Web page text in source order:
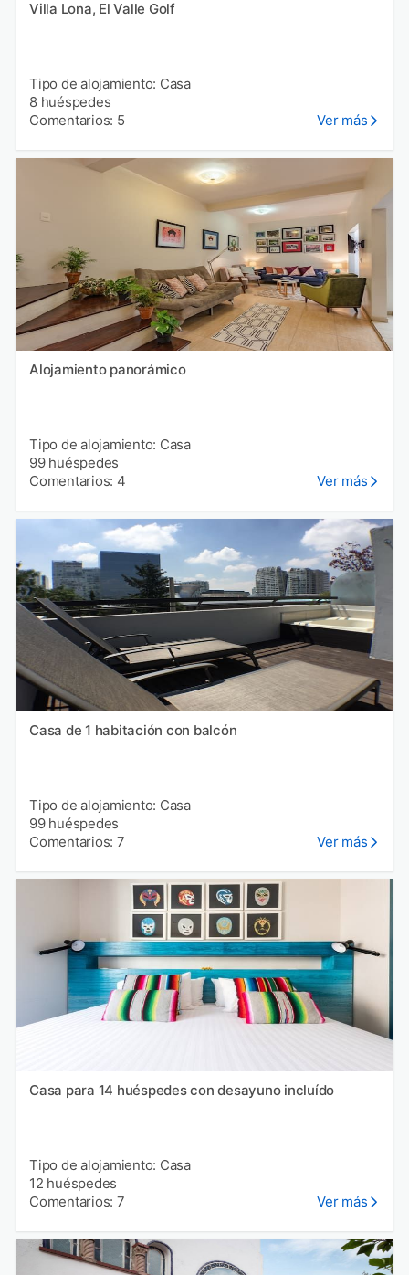
Villa Lona, El Valle Golf
Tipo de alojamiento: Casa
8 huéspedes
Comentarios: 5
Ver más
Alojamiento panorámico
Tipo de alojamiento: Casa
99 huéspedes
Comentarios: 4
Ver más
Casa de 1 habitación con balcón
Tipo de alojamiento: Casa
99 huéspedes
Comentarios: 7
Ver más
Casa para 14 huéspedes con desayuno incluído
Tipo de alojamiento: Casa
12 huéspedes
Comentarios: 7
Ver más